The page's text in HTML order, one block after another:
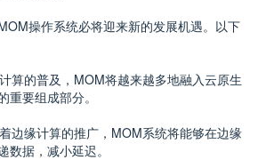
操作系统必将迎来新的发展机遇。以下
算的普及，MOM将越来越多地融入云原生
重要组成部分。
边缘计算的推广，MOM系统将能够在边缘
数据，减小延迟。